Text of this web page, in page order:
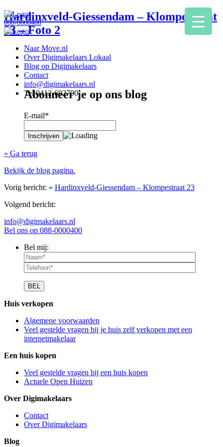
088-0000400
Naar Move.nl
Over Digimakelaars Lokaal
Blog op Digimakelaars
Contact
info@digimakelaars.nl
Tel 0412-692700
Hardinxveld-Giessendam – Klompestraat
23 – Foto 2
Abonneer je op ons blog
E-mail*
« Ga terug
Bekijk de blog pagina.
Vorig bericht: « Hardinxveld-Giessendam – Klompestraat 23
Volgend bericht:
info@digimakelaars.nl
Bel ons op 088-0000400
Bel mij:
Huis verkopen
Algemene voorwaarden
Veel gestelde vragen bij je huis zelf verkopen met een
internetmakelaar
Een huis kopen
Veel gestelde vragen bij een huis kopen
Actuele Open Huizen
Over Digimakelaars
Contact
Over Digimakelaars
Blog